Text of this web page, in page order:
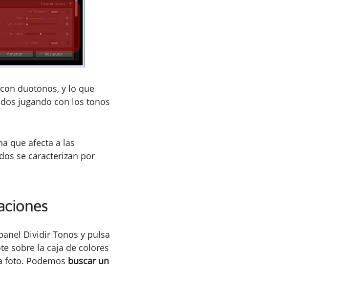
duotonos, y lo que
jugando con los tonos
que afecta a las
se caracterizan por
Dividir Tonos y pulsa
sobre la caja de colores
foto. Podemos buscar un